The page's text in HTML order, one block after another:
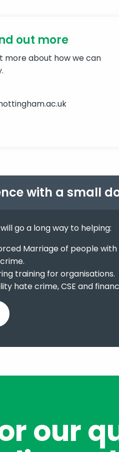
out more
more about how we can
with a small
go a long way to helping:
Marriage of people
training for organisations.
hate crime, CSE and
our